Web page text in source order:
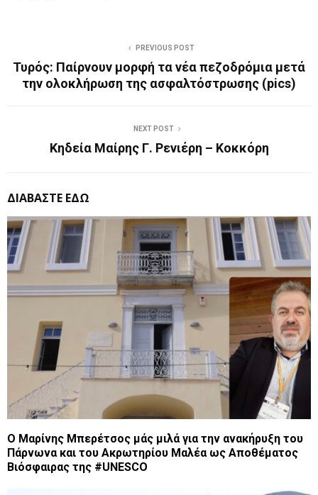
PREVIOUS POST
Τυρός: Παίρνουν μορφή τα νέα πεζοδρόμια μετά
την ολοκλήρωση της ασφαλτόστρωσης (pics)
NEXT POST
Κηδεία Μαίρης Γ. Ρενιέρη – Κοκκόρη
ΔΙΑΒΑΣΤΕ ΕΔΩ
Ο Μαρίνης Μπερέτσος μάς μιλά για την ανακήρυξη του
Πάρνωνα και του Ακρωτηρίου Μαλέα ως Αποθέματος
Βιόσφαιρας της #UNESCO